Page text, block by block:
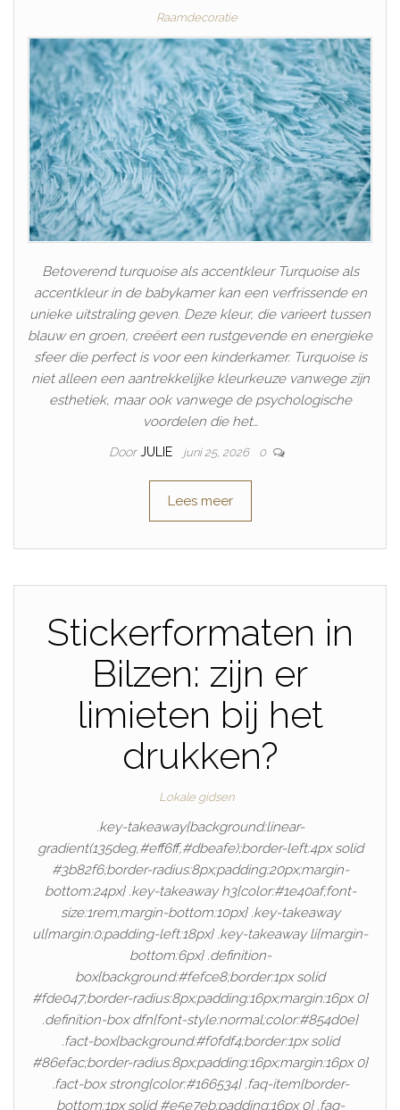
Raamdecoratie
Betoverend turquoise als accentkleur Turquoise als
accentkleur in de babykamer kan een verfrissende en
unieke uitstraling geven. Deze kleur, die varieert tussen
blauw en groen, creëert een rustgevende en energieke
sfeer die perfect is voor een kinderkamer. Turquoise is
niet alleen een aantrekkelijke kleurkeuze vanwege zijn
esthetiek, maar ook vanwege de psychologische
voordelen die het…
Door JULIE juni 25, 2026 0
Lees meer
Stickerformaten in
Bilzen: zijn er
limieten bij het
drukken?
Lokale gidsen
.key-takeaway{background:linear-
gradient(135deg,#eff6ff,#dbeafe);border-left:4px solid
#3b82f6;border-radius:8px;padding:20px;margin-
bottom:24px} .key-takeaway h3{color:#1e40af;font-
size:1rem;margin-bottom:10px} .key-takeaway
ul{margin:0;padding-left:18px} .key-takeaway li{margin-
bottom:6px} .definition-
box{background:#fefce8;border:1px solid
#fde047;border-radius:8px;padding:16px;margin:16px 0}
.definition-box dfn{font-style:normal;color:#854d0e}
.fact-box{background:#f0fdf4;border:1px solid
#86efac;border-radius:8px;padding:16px;margin:16px 0}
.fact-box strong{color:#166534} .faq-item{border-
bottom:1px solid #e5e7eb;padding:16px 0} .faq-